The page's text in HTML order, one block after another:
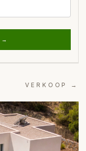
→
VERKOOP →